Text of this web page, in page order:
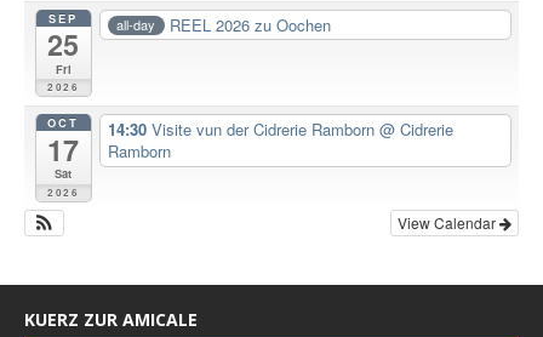
SEP
25
Fri
2026
all-day REEL 2026 zu Oochen
OCT
17
Sat
2026
14:30 Visite vun der Cidrerie Ramborn @ Cidrerie
Ramborn
View Calendar
KUERZ ZUR AMICALE